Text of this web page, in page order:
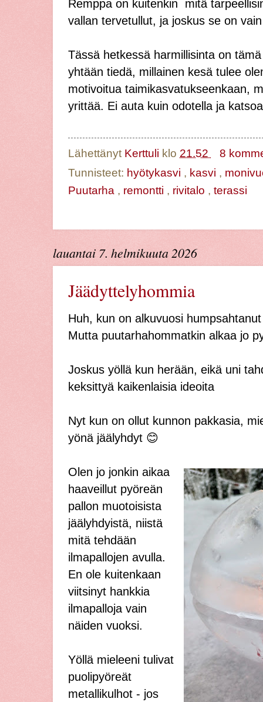
Remppa on kuitenkin mitä
vallan tervetullut, ja joskus se on
Tässä hetkessä harmillisinta on
yhtään tiedä, millainen kesä tulee
motivoitua taimikasvatukseenkaan,
yrittää. Ei auta kuin odotella ja
Lähettänyt Kerttuli klo 21.52
8
Tunnisteet: hyötykasvi , kasvi ,
Puutarha , remontti , rivitalo , terassi
lauantai 7. helmikuuta 2026
Jäädyttelyhommia
Huh, kun on alkuvuosi
Mutta puutarhahommatkin alkaa jo
Joskus yöllä kun herään, eikä uni
keksittyä kaikenlaisia ideoita
Nyt kun on ollut kunnon pakkasia,
yönä jäälyhdyt 😊
Olen jo jonkin aikaa
haaveillut pyöreän
pallon muotoisista
jäälyhdyistä, niistä
mitä tehdään
ilmapallojen avulla.
En ole kuitenkaan
viitsinyt hankkia
ilmapalloja vain
näiden vuoksi.
Yöllä mieleeni tulivat
puolipyöreät
metallikulhot - jos